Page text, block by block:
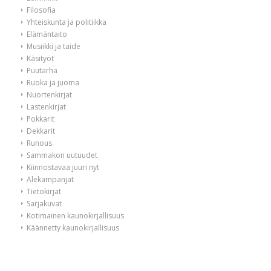
Filosofia
Yhteiskunta ja politiikka
Elämäntaito
Musiikki ja taide
Käsityöt
Puutarha
Ruoka ja juoma
Nuortenkirjat
Lastenkirjat
Pokkarit
Dekkarit
Runous
Sammakon uutuudet
Kiinnostavaa juuri nyt
Alekampanjat
Tietokirjat
Sarjakuvat
Kotimainen kaunokirjallisuus
Käännetty kaunokirjallisuus